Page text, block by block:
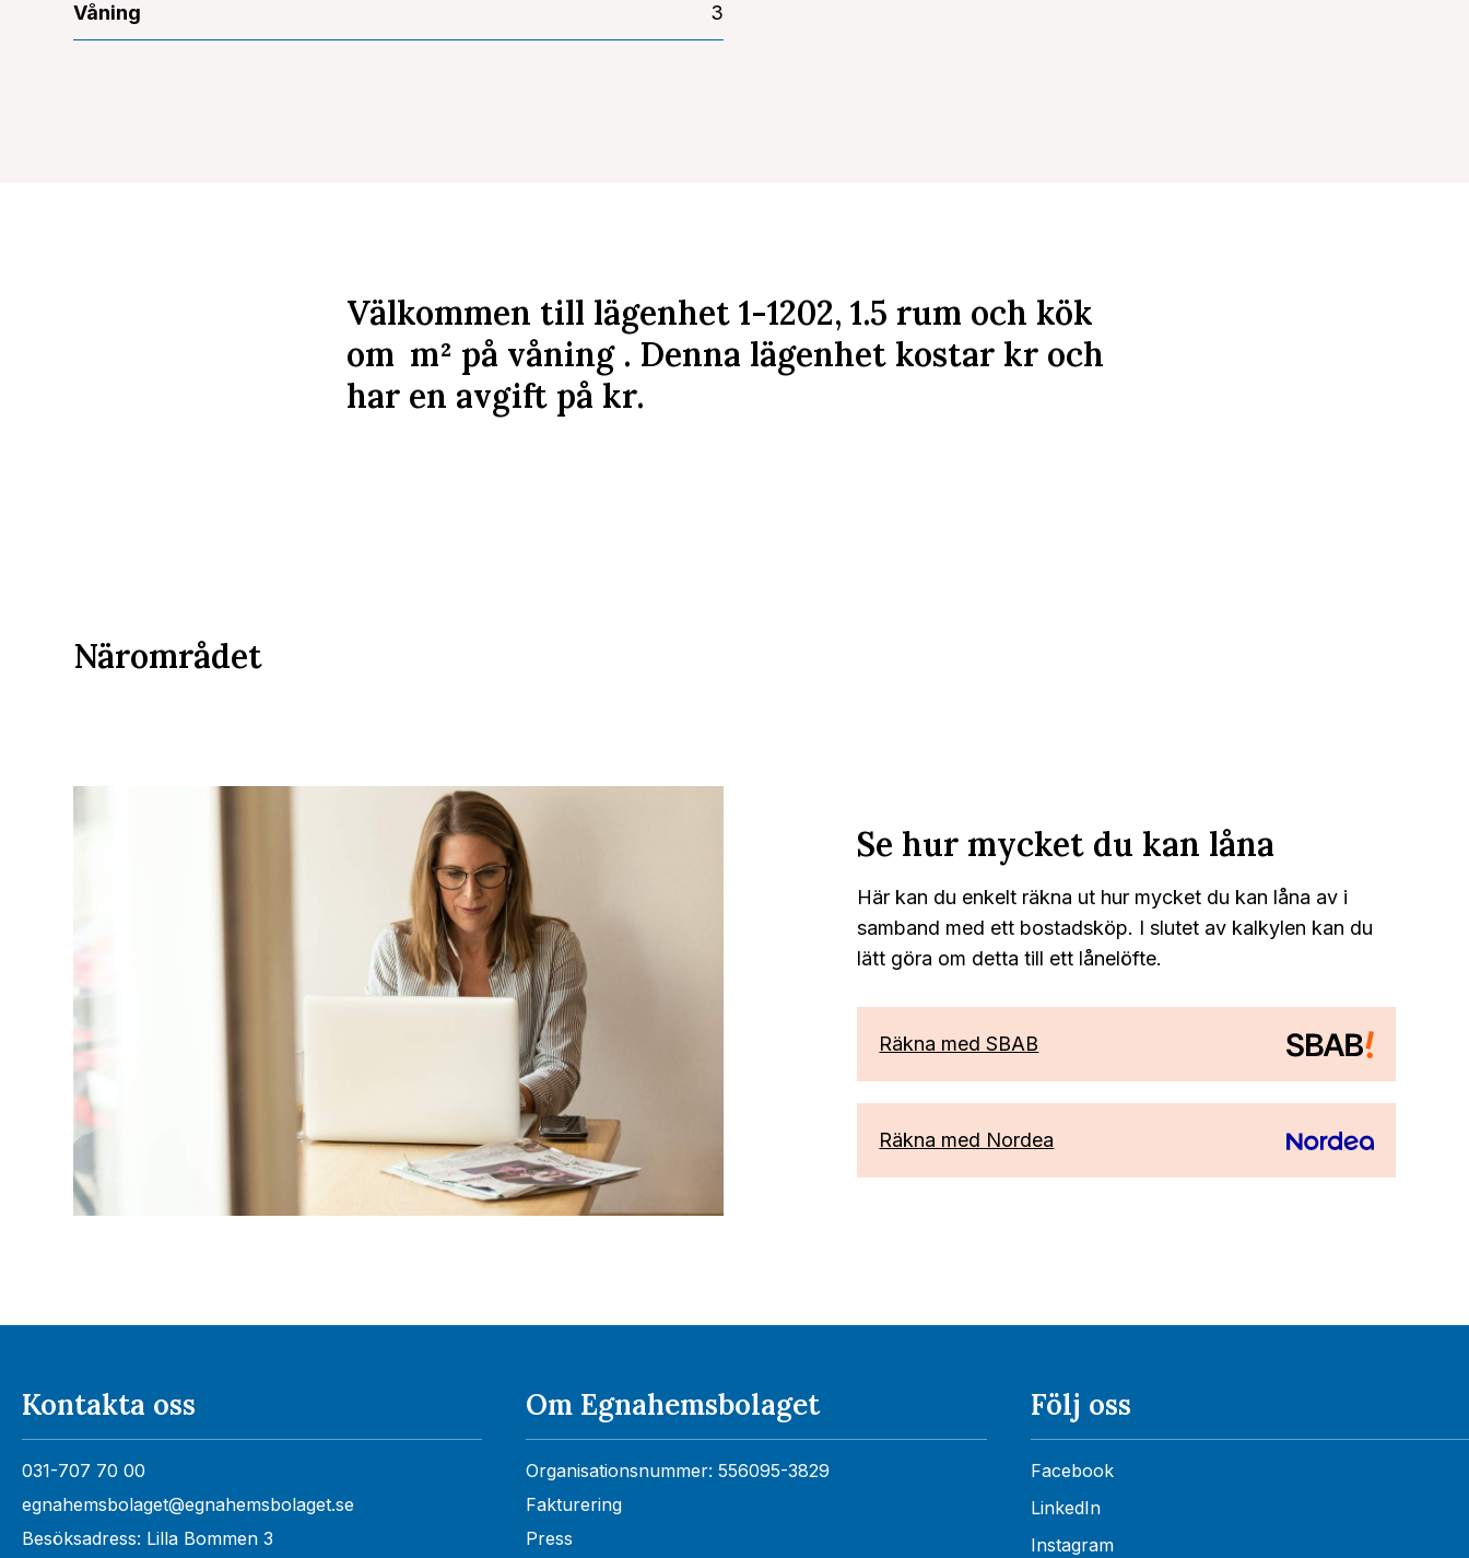
Våning 3
Välkommen till lägenhet 1-1202, 1.5 rum och kök
om m² på våning . Denna lägenhet kostar kr och
har en avgift på kr.
Närområdet
Se hur mycket du kan låna
Här kan du enkelt räkna ut hur mycket du kan låna av i
samband med ett bostadsköp. I slutet av kalkylen kan du
lätt göra om detta till ett lånelöfte.
Räkna med SBAB
Räkna med Nordea
Kontakta oss
031-707 70 00
egnahemsbolaget@egnahemsbolaget.se
Besöksadress: Lilla Bommen 3
Om Egnahemsbolaget
Organisationsnummer: 556095-3829
Fakturering
Press
Följ oss
Facebook
LinkedIn
Instagram